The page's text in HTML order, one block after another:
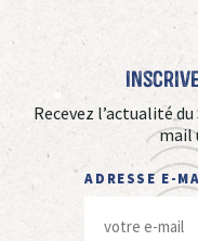
Recevez l’actualité
mail
ADRESSE E-